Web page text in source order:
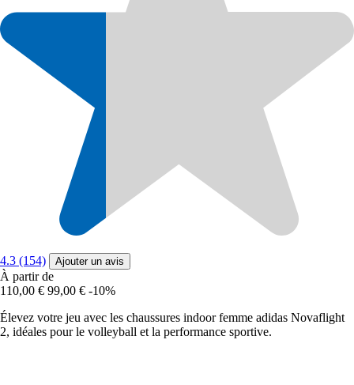
4.3 (154) Ajouter un avis
À partir de
110,00 € 99,00 € -10%
Élevez votre jeu avec les chaussures indoor femme adidas Novaflight
2, idéales pour le volleyball et la performance sportive.